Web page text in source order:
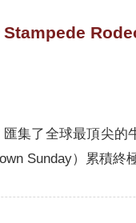
集了全球最頂尖
Sunday）累積終